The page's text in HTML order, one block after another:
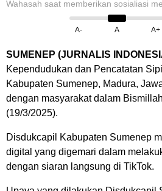
Wahasah saat memberikan sosialiasi
A- A A+
SUMENEP (JURNALIS
Kependudukan dan Pencatatan
Kabupaten Sumenep, Madura,
dengan masyarakat dalam
(19/3/2025).
Disdukcapil Kabupaten Sumenep
digital yang digemari dalam
dengan siaran langsung di TikTok.